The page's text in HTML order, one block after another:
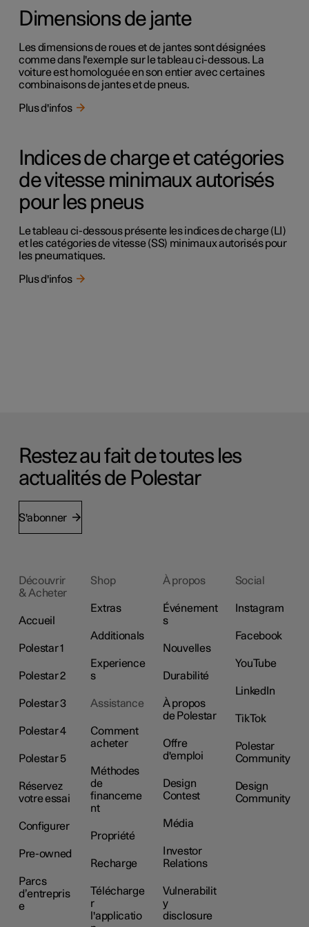
Dimensions de jante
Les dimensions de roues et de jantes sont désignées
comme dans l'exemple sur le tableau ci-dessous. La
voiture est homologuée en son entier avec certaines
combinaisons de jantes et de pneus.
Plus d'infos
Indices de charge et catégories
de vitesse minimaux autorisés
pour les pneus
Le tableau ci-dessous présente les indices de charge (LI)
et les catégories de vitesse (SS) minimaux autorisés pour
les pneumatiques.
Plus d'infos
Restez au fait de toutes les
actualités de Polestar
S'abonner
Découvrir
& Acheter
Accueil
Polestar 1
Polestar 2
Polestar 3
Polestar 4
Polestar 5
Réservez
votre essai
Configurer
Pre-owned
Parcs
d’entrepris
e
Shop
Extras
Additionals
Experience
s
Assistance
Comment
acheter
Méthodes
de
financeme
nt
Propriété
Recharge
Télécharge
r
l'applicatio
À propos
Événement
s
Nouvelles
Durabilité
À propos
de Polestar
Offre
d'emploi
Design
Contest
Média
Investor
Relations
Vulnerabilit
y
disclosure
Social
Instagram
Facebook
YouTube
LinkedIn
TikTok
Polestar
Community
Design
Community